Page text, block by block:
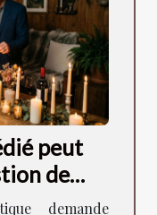
peut
de
?
demande